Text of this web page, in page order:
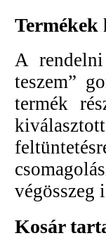
Termékek
A
teszem”
termék
végösszeg
Kosár